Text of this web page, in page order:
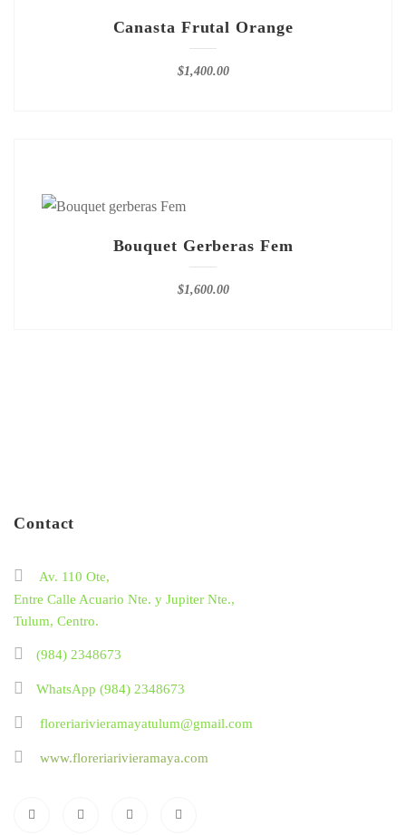
Canasta Frutal Orange
$1,400.00
Bouquet Gerberas Fem
$1,600.00
Contact
Av. 110 Ote,
Entre Calle Acuario Nte. y Jupiter Nte.,
Tulum, Centro.
(984) 2348673
WhatsApp (984) 2348673
floreriarivieramayatulum@gmail.com
www.floreriarivieramaya.com